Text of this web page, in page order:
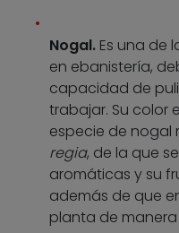
Nogal. Es una de
en ebanistería,
capacidad de
trabajar. Su color
especie de nogal
regia, de la que
aromáticas y su
además de que
planta de